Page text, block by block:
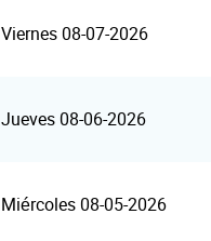
Viernes 08-07-2026
Jueves 08-06-2026
Miércoles 08-05-2026